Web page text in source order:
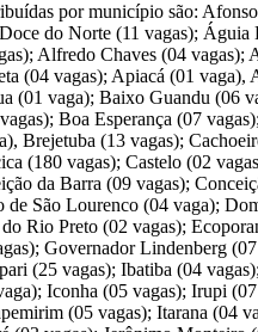
por município são:
do Norte (11 vagas); Águia
Alfredo Chaves (04 vagas);
(04 vagas); Apiacá (01 vaga),
(01 vaga); Baixo Guandu (06
Boa Esperança (07
Brejetuba (13 vagas);
(180 vagas); Castelo (02
da Barra (09 vagas);
de São Lourenco (04 vaga);
Rio Preto (02 vagas);
Governador Lindenberg
(25 vagas); Ibatiba (04
Iconha (05 vagas); Irupi
(05 vagas); Itarana (04